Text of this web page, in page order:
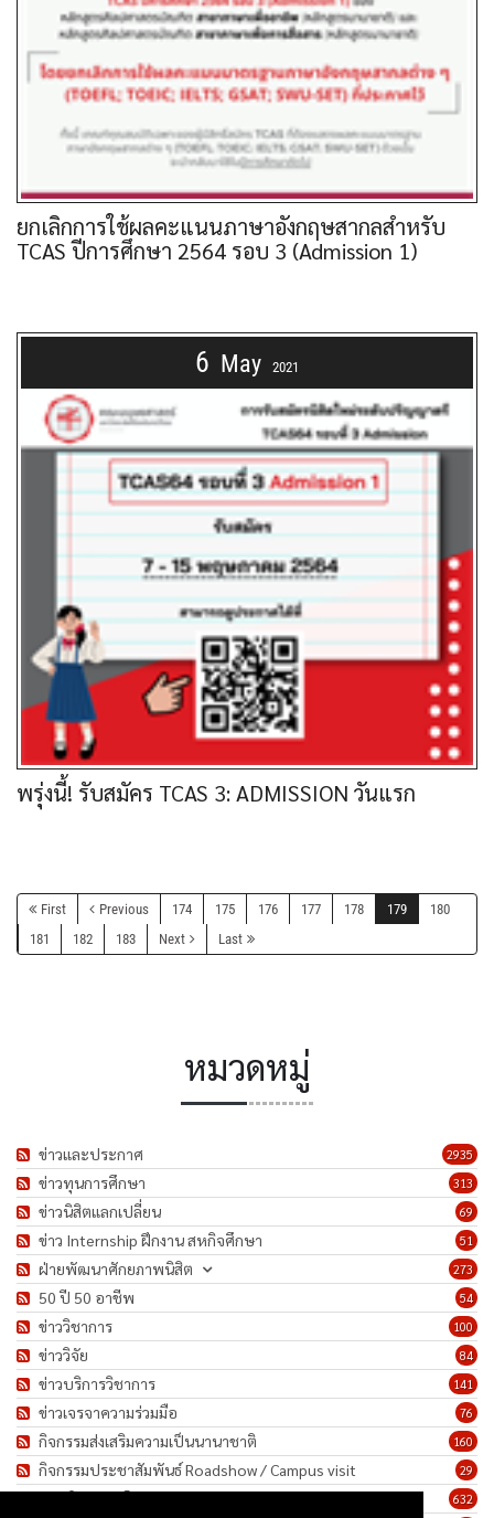
ยกเลิกการใช้ผลคะแนนภาษาอังกฤษสากลสำหรับ
TCAS ปีการศึกษา 2564 รอบ 3 (Admission 1)
6 May 2021
พรุ่งนี้! รับสมัคร TCAS 3: ADMISSION วันแรก
First Previous 174 175 176 177 178 179
180
181
182 183 Next Last
หมวดหมู่
2935
ข่าวและประกาศ
313
ข่าวทุนการศึกษา
69
ข่าวนิสิตแลกเปลี่ยน
51
ข่าว Internship ฝึกงาน สหกิจศึกษา
273
ฝ่ายพัฒนาศักยภาพนิสิต
54
50 ปี 50 อาชีพ
100
ข่าววิชาการ
84
ข่าววิจัย
141
ข่าวบริการวิชาการ
76
ข่าวเจรจาความร่วมมือ
160
กิจกรรมส่งเสริมความเป็นนานาชาติ
29
กิจกรรมประชาสัมพันธ์ Roadshow / Campus visit
632
ภาพกิจกรรม/โครงการ